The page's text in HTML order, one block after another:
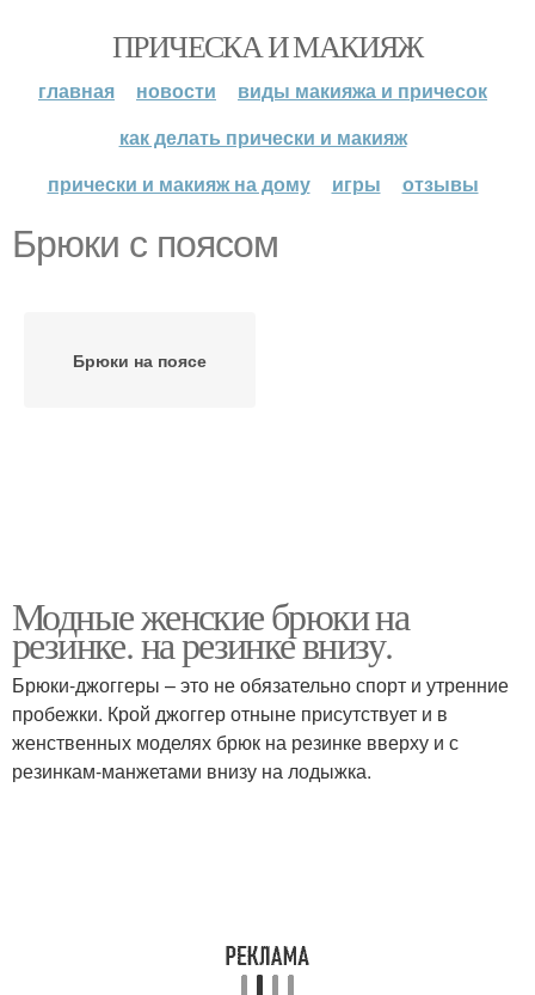
ПРИЧЕСКА И МАКИЯЖ
главная новости
виды макияжа и причесок
как делать прически и макияж
прически и макияж на дому
игры отзывы
Брюки с поясом
Брюки на поясе
Модные женские брюки на
резинке. на резинке внизу.
Брюки-джоггеры – это не обязательно спорт и утренние
пробежки. Крой джоггер отныне присутствует и в
женственных моделях брюк на резинке вверху и с
резинкам-манжетами внизу на лодыжка.